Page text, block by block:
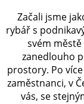
Začali jsme
rybář s
svém
zanedlouho
prostory. Po
zaměstnanci, v
vás, se